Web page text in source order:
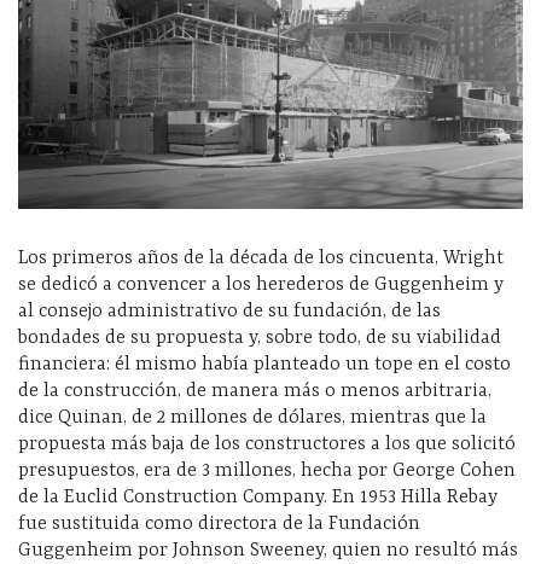
Los primeros años de la década de los cincuenta, Wright
se dedicó a convencer a los herederos de Guggenheim y
al consejo administrativo de su fundación, de las
bondades de su propuesta y, sobre todo, de su viabilidad
financiera: él mismo había planteado un tope en el costo
de la construcción, de manera más o menos arbitraria,
dice Quinan, de 2 millones de dólares, mientras que la
propuesta más baja de los constructores a los que solicitó
presupuestos, era de 3 millones, hecha por George Cohen
de la Euclid Construction Company. En 1953 Hilla Rebay
fue sustituida como directora de la Fundación
Guggenheim por Johnson Sweeney, quien no resultó más